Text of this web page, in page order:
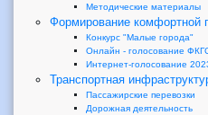
Методические материалы
Формирование комфортной
Конкурс "Малые города"
Онлайн - голосование
Интернет-голосование
Транспортная
Пассажирские перевозки
Дорожная деятельность